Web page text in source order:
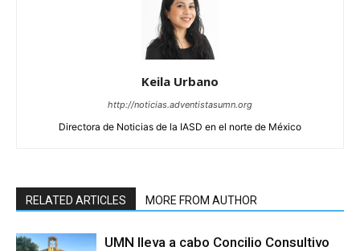
Keila Urbano
http://noticias.adventistasumn.org
Directora de Noticias de la IASD en el norte de México
RELATED ARTICLES MORE FROM AUTHOR
UMN lleva a cabo Concilio Consultivo